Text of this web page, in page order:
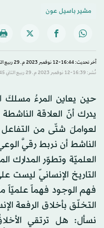
مشير باسيل عون
آخر تحديث: 16:44-12 نوفمبر 2023 م ـ 29 ربيع الثاني 1445 هـ
نُشر: 16:39-12 نوفمبر 2023 م ـ 29 ربيع الثاني 1445 هـ
حين يعاين المرءُ مسلكَ
يدرك أنّ العلاقة
لعواملَ شتّى من
الناشط أن نربط رقيَّ
العلميّة وتطوّر المدارك
التاريخ الإنسانيّ ليست
فهم الوجود فهماً علميّاً
التخلّق بأخلاق الرفعة
نسأل: هل ترتقي